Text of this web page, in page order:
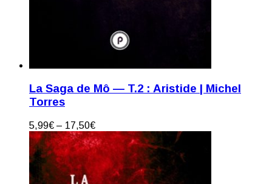
La Saga de Mô — T.2 : Aristide | Michel
Torres
5,99€ – 17,50€